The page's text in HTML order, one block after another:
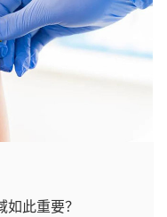
此重要？